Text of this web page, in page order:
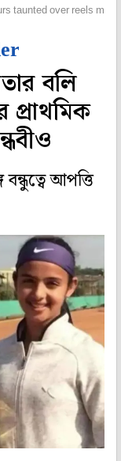
taunted over reels
বলি
প্রাথমিক
আপত্তি